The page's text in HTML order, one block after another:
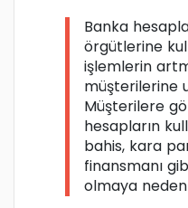
Banka
örgütlerine
işlemlerin
müşterilerine
Müşterilere
hesapların
bahis, kara
finansmanı
olmaya